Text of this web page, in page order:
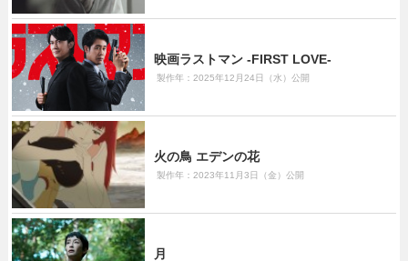
映画ラストマン -FIRST LOVE-
製作年：2025年12月24日（水）公開
火の鳥 エデンの花
製作年：2023年11月3日（金）公開
月